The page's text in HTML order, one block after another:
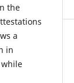
the
a
in